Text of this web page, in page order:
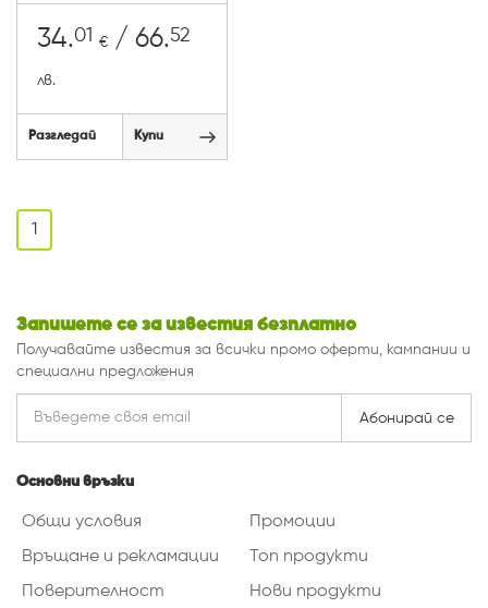
34.01 € / 66.52
лв.
Разгледай Купи
1
Запишете се за известия безплатно
Получавайте известия за всички промо оферти, кампании и
специални предложения
Абонирай се
Основни връзки
Общи условия
Връщане и рекламации
Поверителност
Промоции
Топ продукти
Нови продукти